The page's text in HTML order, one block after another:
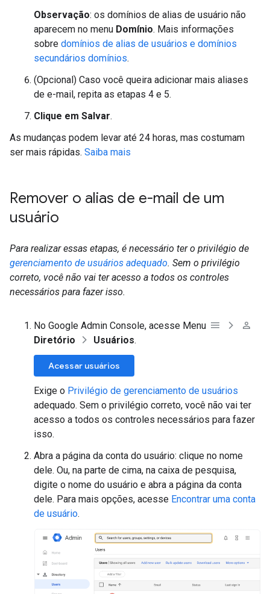
Observação: os domínios de alias de usuário não
aparecem no menu Domínio. Mais informações
sobre domínios de alias de usuários e domínios
secundários domínios.
(Opcional) Caso você queira adicionar mais aliases
de e-mail, repita as etapas 4 e 5.
Clique em Salvar.
As mudanças podem levar até 24 horas, mas costumam
ser mais rápidas. Saiba mais
Remover o alias de e-mail de um
usuário
Para realizar essas etapas, é necessário ter o privilégio de
gerenciamento de usuários adequado. Sem o privilégio
correto, você não vai ter acesso a todos os controles
necessários para fazer isso.
No Google Admin Console, acesse Menu
Diretório
Usuários.
Acessar usuários
Exige o Privilégio de gerenciamento de usuários
adequado. Sem o privilégio correto, você não vai ter
acesso a todos os controles necessários para fazer
isso.
Abra a página da conta do usuário: clique no nome
dele. Ou, na parte de cima, na caixa de pesquisa,
digite o nome do usuário e abra a página da conta
dele. Para mais opções, acesse Encontrar uma conta
de usuário.